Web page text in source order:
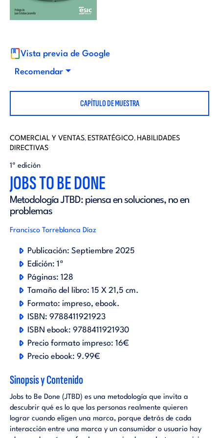
d
r
i
a
l
o
r
a
Vista previa de Google
Recomendar
CAPÍTULO DE MUESTRA
COMERCIAL Y VENTAS, ESTRATÉGICO, HABILIDADES
DIRECTIVAS
1ª edición
JOBS TO BE DONE
Metodología JTBD: piensa en soluciones, no en
problemas
Francisco Torreblanca Díaz
Publicación: Septiembre 2025
Edición: 1ª
Páginas: 128
Tamaño del libro: 15 X 21,5 cm.
Formato: impreso ebook.
ISBN: 9788411921923
ISBN ebook: 9788411921930
Precio formato impreso: 16€
Precio ebook: 9.99€
Sinopsis y Contenido
Jobs to Be Done (JTBD) es una metodología que invita a
descubrir qué es lo que las personas realmente quieren
lograr cuando eligen una marca, porque detrás de cada
interacción entre una marca y un consumidor o usuario hay